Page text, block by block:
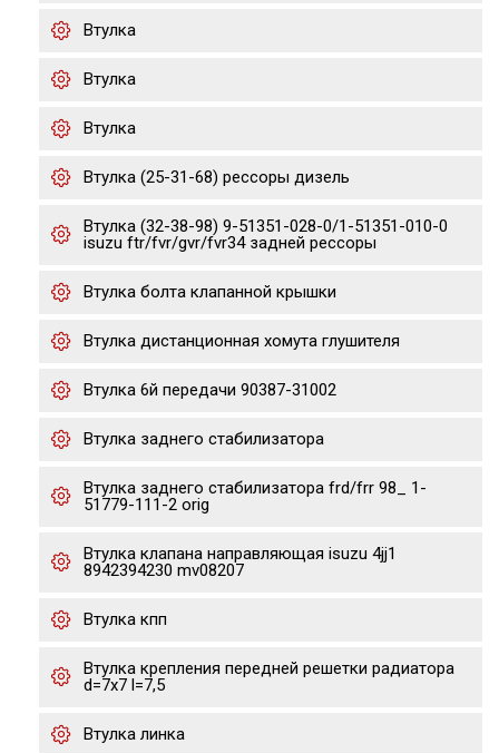
Втулка
Втулка
Втулка
Втулка (25-31-68) рессоры дизель
Втулка (32-38-98) 9-51351-028-0/1-51351-010-0
isuzu ftr/fvr/gvr/fvr34 задней рессоры
Втулка болта клапанной крышки
Втулка дистанционная хомута глушителя
Втулка 6й передачи 90387-31002
Втулка заднего стабилизатора
Втулка заднего стабилизатора frd/frr 98_ 1-
51779-111-2 orig
Втулка клапана направляющая isuzu 4jj1
8942394230 mv08207
Втулка кпп
Втулка крепления передней решетки радиатора
d=7x7 l=7,5
Втулка линка